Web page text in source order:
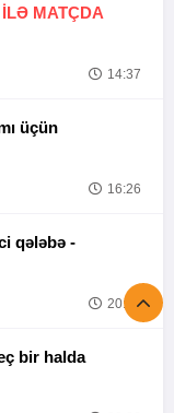
MATÇDA
14:37
üçün
16:26
Tofiq Musayevdən UFC-də ikinci qələbə -
20:52
bir halda